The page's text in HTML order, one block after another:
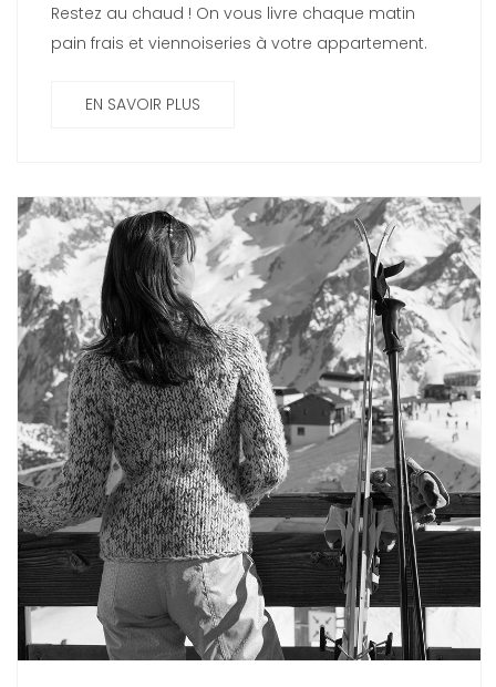
Restez au chaud ! On vous livre chaque matin
pain frais et viennoiseries à votre appartement.
EN SAVOIR PLUS